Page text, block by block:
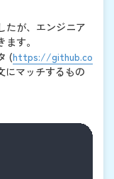
たが、エンジニア
す。
(https://github.co
にマッチするもの